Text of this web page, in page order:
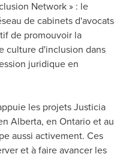
Network » : le
de cabinets d'avocats
de promouvoir la
culture d'inclusion dans
juridique en
les projets Justicia
Alberta, en Ontarioet au
aussi activement. Ces
et à faire avancer les